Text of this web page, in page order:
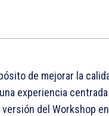
de mejorar la
experiencia
del Workshop en